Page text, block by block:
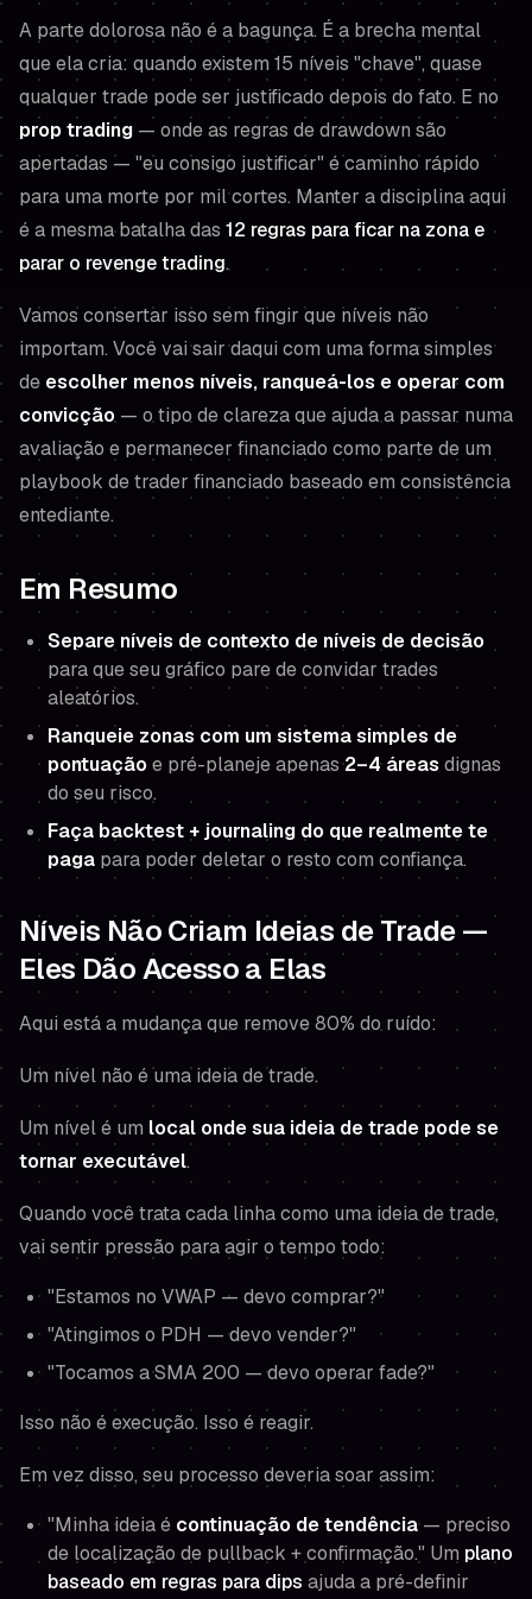
A parte dolorosa não é a bagunça. É a brecha mental
que ela cria: quando existem 15 níveis "chave", quase
qualquer trade pode ser justificado depois do fato. E no
prop trading — onde as regras de drawdown são
apertadas — "eu consigo justificar" é caminho rápido
para uma morte por mil cortes. Manter a disciplina aqui
é a mesma batalha das 12 regras para ficar na zona e
parar o revenge trading.
Vamos consertar isso sem fingir que níveis não
importam. Você vai sair daqui com uma forma simples
de escolher menos níveis, ranqueá-los e operar com
convicção— o tipo de clareza que ajuda a passar numa
avaliação e permanecer financiado como parte de um
playbook de trader financiado baseado em consistência
entediante.
Em Resumo
Separe níveis de contexto de níveis de decisão
para que seu gráfico pare de convidar trades
aleatórios.
Ranqueie zonas com um sistema simples de
pontuaçãoe pré-planeje apenas2–4 áreas dignas
do seu risco.
Faça backtest + journaling do que realmente te
paga para poder deletar o resto com confiança.
Níveis Não Criam Ideias de Trade —
Eles Dão Acesso a Elas
Aqui está a mudança que remove 80% do ruído:
Um nível não é uma ideia de trade.
Um nível é um local onde sua ideia de trade pode se
tornar executável.
Quando você trata cada linha como uma ideia de trade,
vai sentir pressão para agir o tempo todo:
"Estamos no VWAP — devo comprar?"
"Atingimos o PDH — devo vender?"
"Tocamos a SMA 200 — devo operar fade?"
Isso não é execução. Isso é reagir.
Em vez disso, seu processo deveria soar assim:
"Minha ideia é continuação de tendência— preciso
de localização de pullback + confirmação." Um plano
baseado em regras para dips ajuda a pré-definir